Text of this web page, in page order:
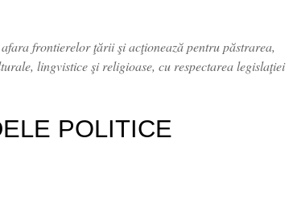
frontierelor ţării şi acţionează pentru păstrarea,
lingvistice şi religioase, cu respectarea legislaţiei
POLITICE